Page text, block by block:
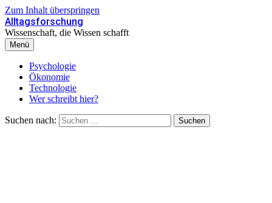
Zum Inhalt überspringen
Alltagsforschung
Wissenschaft, die Wissen schafft
Menü
Psychologie
Ökonomie
Technologie
Wer schreibt hier?
Suchen nach: